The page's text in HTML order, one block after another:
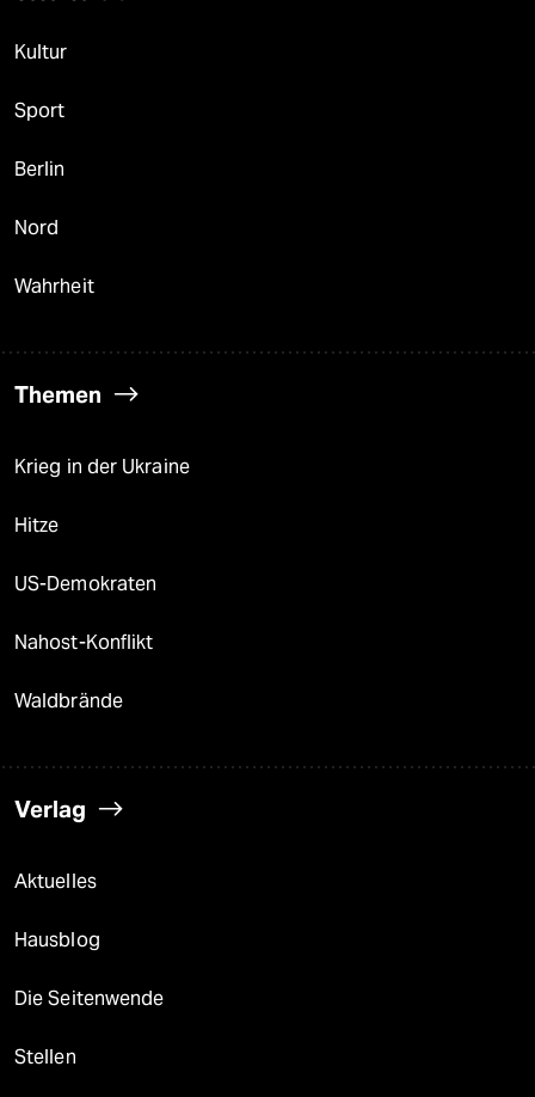
Kultur
Sport
Berlin
Nord
Wahrheit
Themen
Krieg in der Ukraine
Hitze
US-Demokraten
Nahost-Konflikt
Waldbrände
Verlag
Aktuelles
Hausblog
Die Seitenwende
Stellen